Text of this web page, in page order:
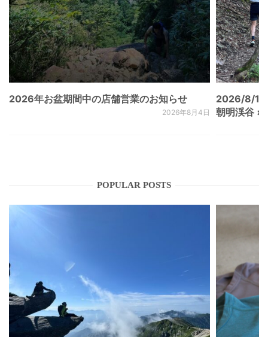
2026年お盆期間中の店舗営業のお知らせ
2026年8月4日
2026/8/
朝明渓谷 ×
POPULAR POSTS